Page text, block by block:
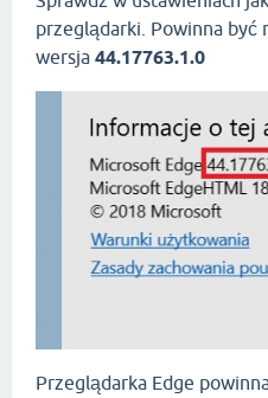
przeglądarki. Powinna być
wersja 44.17763.1.0
Przeglądarka Edge